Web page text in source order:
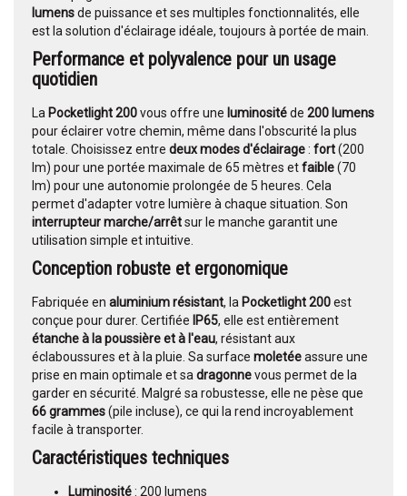
lumensde puissance et ses multiples fonctionnalités, elle
est la solution d'éclairage idéale, toujours à portée de main.
Performance et polyvalence pour un usage
quotidien
La Pocketlight 200vous offre une luminositéde 200 lumens
pour éclairer votre chemin, même dans l'obscurité la plus
totale. Choisissez entre deux modes d'éclairage: fort(200
lm) pour une portée maximale de 65 mètres etfaible(70
lm) pour une autonomie prolongée de 5 heures. Cela
permet d'adapter votre lumière à chaque situation. Son
interrupteur marche/arrêtsur le manche garantit une
utilisation simple et intuitive.
Conception robuste et ergonomique
Fabriquée en aluminium résistant, la Pocketlight 200est
conçue pour durer. Certifiée IP65, elle est entièrement
étanche à la poussière et à l'eau, résistant aux
éclaboussures et à la pluie. Sa surface moletéeassure une
prise en main optimale et sa dragonnevous permet de la
garder en sécurité. Malgré sa robustesse, elle ne pèse que
66 grammes(pile incluse), ce qui la rend incroyablement
facile à transporter.
Caractéristiques techniques
Luminosité: 200 lumens